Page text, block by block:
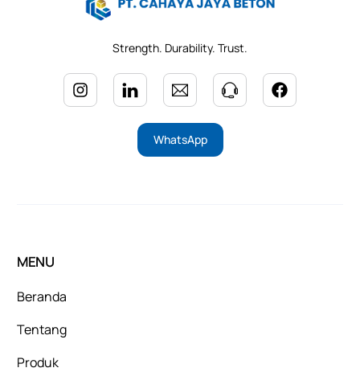
Strength. Durability. Trust.
WhatsApp
MENU
Beranda
Tentang
Produk